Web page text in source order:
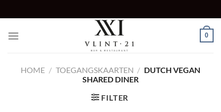
naar
inhoud
0
HOME / TOEGANGSKAARTEN / DUTCH VEGAN
SHARED DINER
FILTER